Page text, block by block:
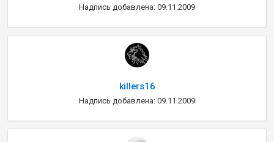
Надпись добавлена: 09.11.2009
killers16
Надпись добавлена: 09.11.2009